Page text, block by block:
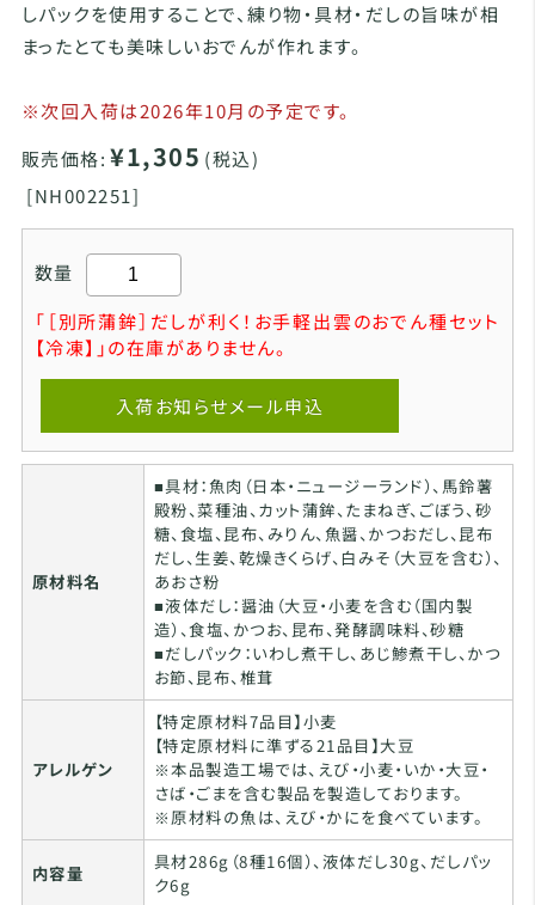
しパックを使用することで、練り物・具材・だしの旨味が相
まったとても美味しいおでんが作れます。
※次回入荷は2026年10月の予定です。
販売価格: ¥1,305 (税込)
[NH002251]
数量
「［別所蒲鉾］だしが利く！お手軽出雲のおでん種セット
【冷凍】」の在庫がありません。
入荷お知らせメール申込
原材料名
■具材：魚肉（日本・ニュージーランド）、馬鈴薯
殿粉、菜種油、カット蒲鉾、たまねぎ、ごぼう、砂
糖、食塩、昆布、みりん、魚醤、かつおだし、昆布
だし、生姜、乾燥きくらげ、白みそ（大豆を含む）、
あおさ粉
■液体だし：醤油（大豆・小麦を含む（国内製
造）、食塩、かつお、昆布、発酵調味料、砂糖
■だしパック：いわし煮干し、あじ鯵煮干し、かつ
お節、昆布、椎茸
アレルゲン
【特定原材料7品目】小麦
【特定原材料に準ずる21品目】大豆
※本品製造工場では、えび・小麦・いか・大豆・
さば・ごまを含む製品を製造しております。
※原材料の魚は、えび・かにを食べています。
内容量
具材286g（8種16個）、液体だし30g、だしパッ
ク6g